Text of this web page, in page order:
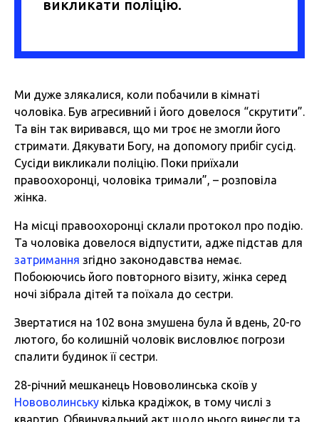
викликати поліцію.
Ми дуже злякалися, коли побачили в кімнаті
чоловіка. Був агресивний і його довелося “скрутити”.
Та він так виривався, що ми троє не змогли його
стримати. Дякувати Богу, на допомогу прибіг сусід.
Сусіди викликали поліцію. Поки приїхали
правоохоронці, чоловіка тримали”, – розповіла
жінка.
На місці правоохоронці склали протокол про подію.
Та чоловіка довелося відпустити, адже підстав для
затримання згідно законодавства немає.
Побоюючись його повторного візиту, жінка серед
ночі зібрала дітей та поїхала до сестри.
Звертатися на 102 вона змушена була й вдень, 20-го
лютого, бо колишній чоловік висловлює погрози
спалити будинок її сестри.
28-річний мешканець Нововолинська скоїв у
Нововолинську кілька крадіжок, в тому числі з